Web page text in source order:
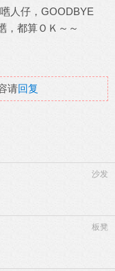
人仔，GOODBYE
，都算ＯＫ～～
请回复
沙发
板凳